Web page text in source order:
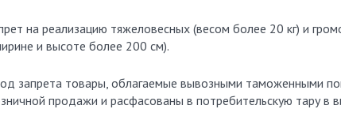
на реализацию тяжеловесных (весом более 20 кг) и
и высоте более 200 см).
запрета товары, облагаемые вывозными таможенными
продажи и расфасованы в потребительскую тару в